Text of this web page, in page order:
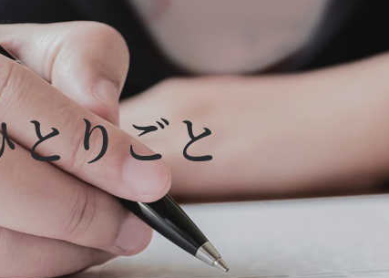
相続トラブルチェックリスト
ンロード 任意後見制度
りごと